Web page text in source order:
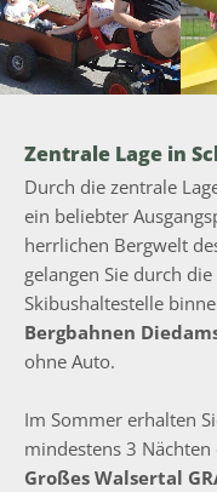
Zentrale Lage in
Durch die zentrale
ein beliebter
herrlichen Bergwelt
gelangen Sie durch
Skibushaltestelle
Bergbahnen
ohne Auto.
Im Sommer erhalten
mindestens 3 Nächten
Großes Walsertal